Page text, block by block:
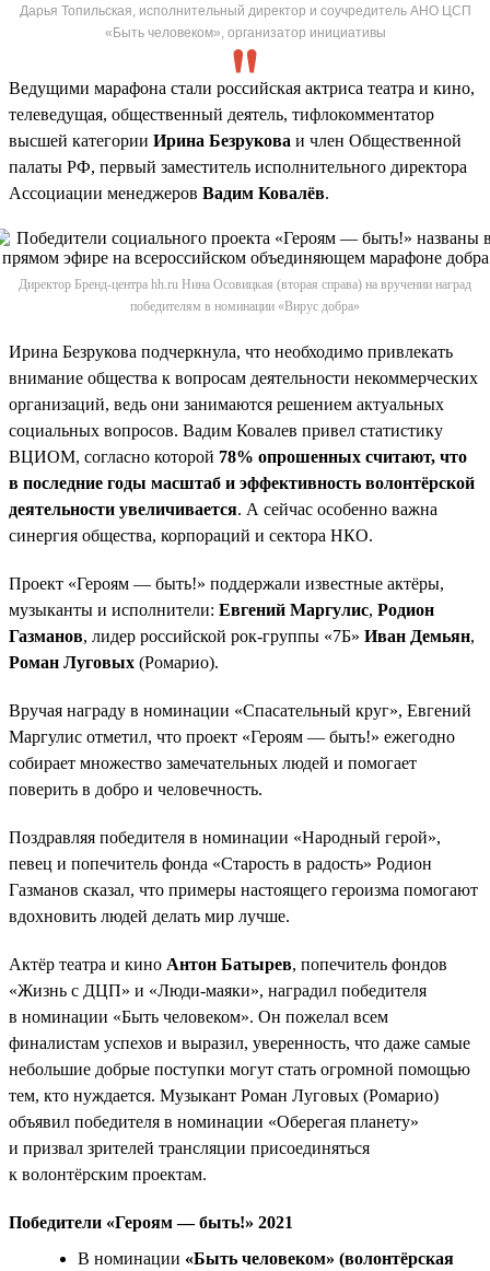
Дарья Топильская, исполнительный директор и соучредитель АНО ЦСП
«Быть человеком», организатор инициативы
Ведущими марафона стали российская актриса театра и кино,
телеведущая, общественный деятель, тифлокомментатор
высшей категории Ирина Безрукова и член Общественной
палаты РФ, первый заместитель исполнительного директора
Ассоциации менеджеров Вадим Ковалёв.
Директор Бренд-центра hh.ru Нина Осовицкая (вторая справа) на вручении наград
победителям в номинации «Вирус добра»
Ирина Безрукова подчеркнула, что необходимо привлекать
внимание общества к вопросам деятельности некоммерческих
организаций, ведь они занимаются решением актуальных
социальных вопросов. Вадим Ковалев привел статистику
ВЦИОМ, согласно которой 78% опрошенных считают, что
в последние годы масштаб и эффективность волонтёрской
деятельности увеличивается. А сейчас особенно важна
синергия общества, корпораций и сектора НКО.
Проект «Героям — быть!» поддержали известные актёры,
музыканты и исполнители: Евгений Маргулис, Родион
Газманов, лидер российской рок-группы «7Б» Иван Демьян,
Роман Луговых (Ромарио).
Вручая награду в номинации «Спасательный круг», Евгений
Маргулис отметил, что проект «Героям — быть!» ежегодно
собирает множество замечательных людей и помогает
поверить в добро и человечность.
Поздравляя победителя в номинации «Народный герой»,
певец и попечитель фонда «Старость в радость» Родион
Газманов сказал, что примеры настоящего героизма помогают
вдохновить людей делать мир лучше.
Актёр театра и кино Антон Батырев, попечитель фондов
«Жизнь с ДЦП» и «Люди-маяки», наградил победителя
в номинации «Быть человеком». Он пожелал всем
финалистам успехов и выразил, уверенность, что даже самые
небольшие добрые поступки могут стать огромной помощью
тем, кто нуждается. Музыкант Роман Луговых (Ромарио)
объявил победителя в номинации «Оберегая планету»
и призвал зрителей трансляции присоединяться
к волонтёрским проектам.
Победители «Героям — быть!» 2021
В номинации «Быть человеком» (волонтёрская